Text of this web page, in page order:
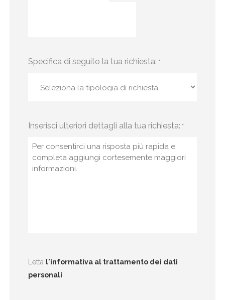
Specifica di seguito la tua richiesta: *
Inserisci ulteriori dettagli alla tua richiesta: *
Letta l'informativa al trattamento dei dati
personali